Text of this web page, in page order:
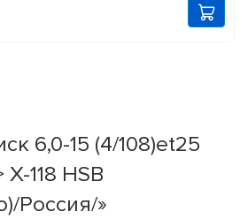
6,0-15 (4/108)et25
118 HSB
Россия/»